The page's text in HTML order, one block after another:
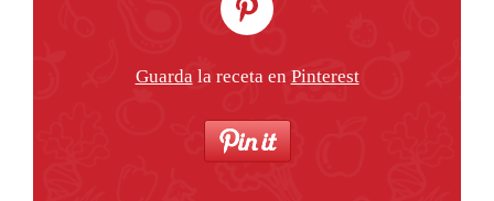
Guarda la receta en Pinterest